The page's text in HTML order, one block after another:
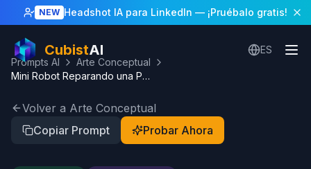
NEW Headshot IA para LinkedIn — ¡Pruébalo gratis!
CubistAI
ES
Prompts AI
Arte Conceptual
Mini Robot Reparando una Planta en Terrario
Volver a Arte Conceptual
Copiar Prompt
Probar Ahora